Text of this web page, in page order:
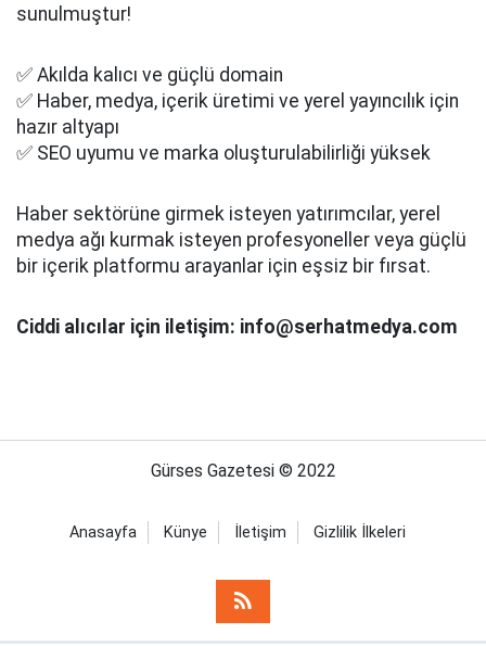
sunulmuştur!
✅ Akılda kalıcı ve güçlü domain
✅ Haber, medya, içerik üretimi ve yerel yayıncılık için
hazır altyapı
✅ SEO uyumu ve marka oluşturulabilirliği yüksek
Haber sektörüne girmek isteyen yatırımcılar, yerel
medya ağı kurmak isteyen profesyoneller veya güçlü
bir içerik platformu arayanlar için eşsiz bir fırsat.
Ciddi alıcılar için iletişim: info@serhatmedya.com
Gürses Gazetesi © 2022
Anasayfa Künye İletişim Gizlilik İlkeleri